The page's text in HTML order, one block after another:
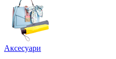
Аксесуари